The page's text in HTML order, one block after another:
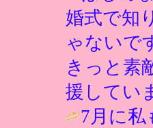
婚式で知
ゃないで
きっと素
援してい
7月に私